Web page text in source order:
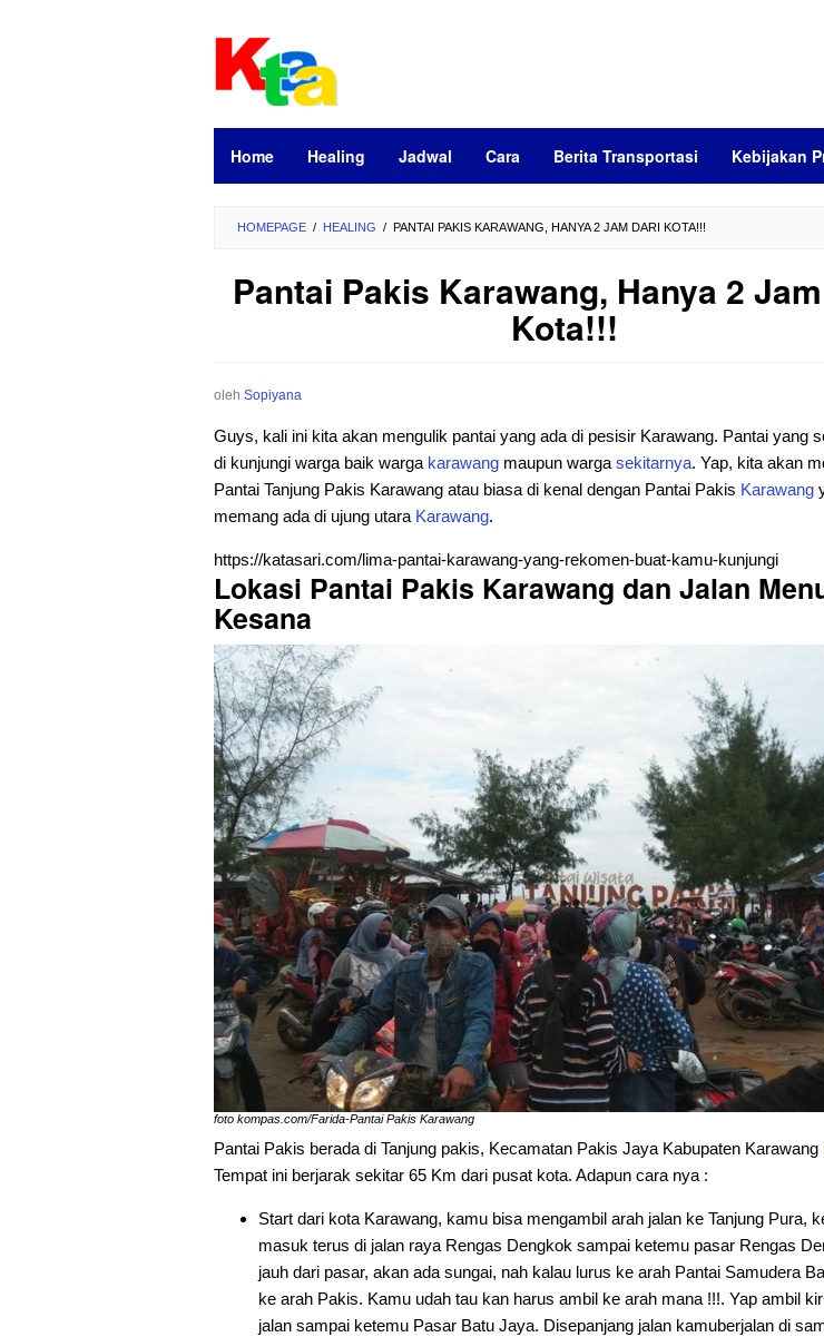
Home Healing Jadwal Cara Berita Transportasi Kebijakan
HOMEPAGE / HEALING / PANTAI PAKIS KARAWANG, HANYA 2 JAM DARI KOTA!!!
Pantai Pakis Karawang, Hanya 2
Kota!!!
oleh Sopiyana
Guys, kali ini kita akan mengulik pantai yang ada di pesisir Karawang. Pantai yang
di kunjungi warga baik warga karawang maupun warga sekitarnya. Yap, kita akan
Pantai Tanjung Pakis Karawang atau biasa di kenal dengan Pantai Pakis Karawang
memang ada di ujung utara Karawang.
https://katasari.com/lima-pantai-karawang-yang-rekomen-buat-kamu-kunjungi
Lokasi Pantai Pakis Karawang dan Jalan
Kesana
foto kompas.com/Farida-Pantai Pakis Karawang
Pantai Pakis berada di Tanjung pakis, Kecamatan Pakis Jaya Kabupaten Karawang
Tempat ini berjarak sekitar 65 Km dari pusat kota. Adapun cara nya :
Start dari kota Karawang, kamu bisa mengambil arah jalan ke Tanjung Pura,
masuk terus di jalan raya Rengas Dengkok sampai ketemu pasar Rengas
jauh dari pasar, akan ada sungai, nah kalau lurus ke arah Pantai Samudera
ke arah Pakis. Kamu udah tau kan harus ambil ke arah mana !!!. Yap ambil
jalan sampai ketemu Pasar Batu Jaya. Disepanjang jalan kamuberjalan di